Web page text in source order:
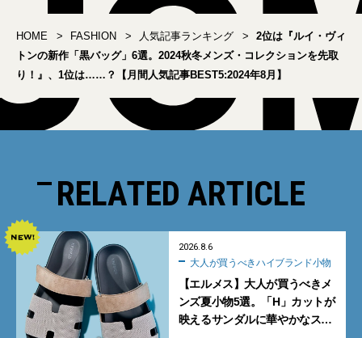
HOME FASHION 人気記事ランキング
2位は『ルイ・ヴィ
トンの新作「黒バッグ」6選。2024秋冬メンズ・コレクションを先取
り！』、1位は……？【月間人気記事BEST5:2024年8月】
RELATED ARTICLE
2026.8.6
大人が買うべきハイブランド小物
【エルメス】大人が買うべきメ
ンズ夏小物5選。「H」カットが
映えるサンダルに華やかなス